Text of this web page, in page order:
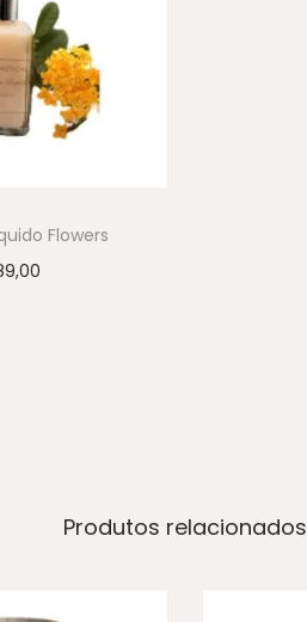
Flowers
Produtos relacionados